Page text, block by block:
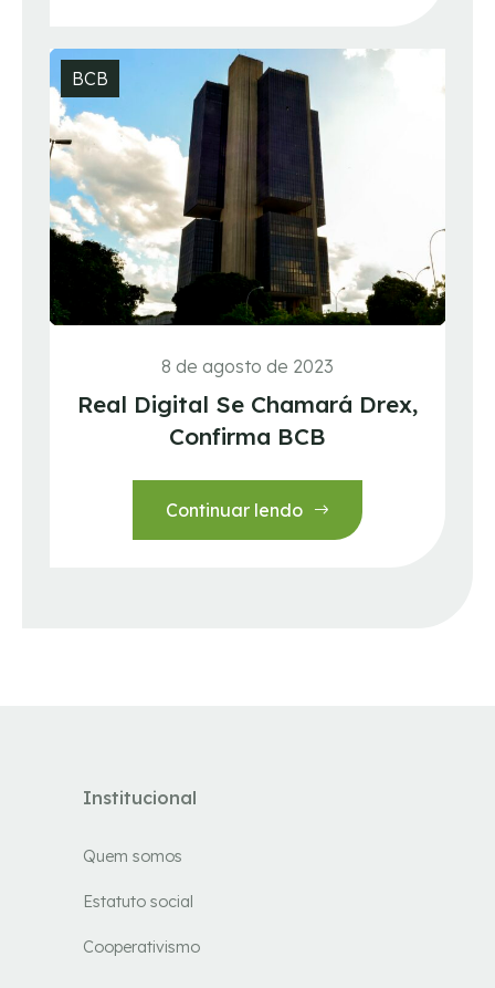
BCB
8 de agosto de 2023
Real Digital Se Chamará Drex,
Confirma BCB
Continuar lendo
Institucional
Quem somos
Estatuto social
Cooperativismo